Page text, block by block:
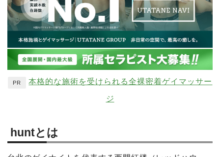
PR 本格的な施術を受けられる全裸密着ゲイマッサー
ジ
huntとは